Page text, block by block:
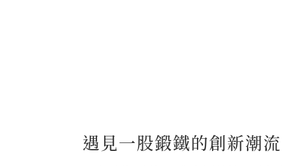
遇見一股鍛鐵的創新潮流